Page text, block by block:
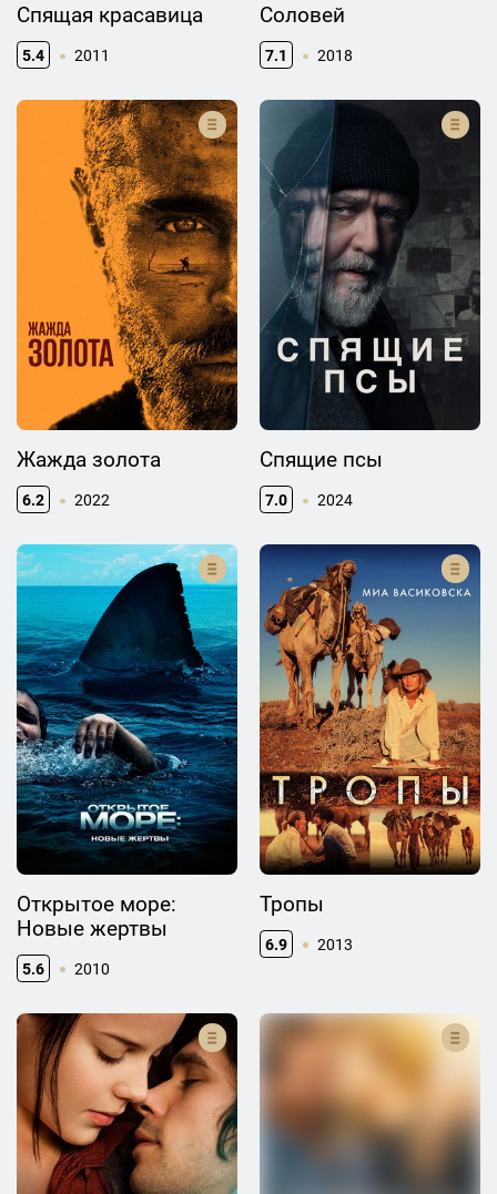
Спящая красавица
5.4 2011
Соловей
7.1 2018
Жажда золота
6.2 2022
Спящие псы
7.0 2024
Открытое море:
Новые жертвы
5.6 2010
Тропы
6.9 2013